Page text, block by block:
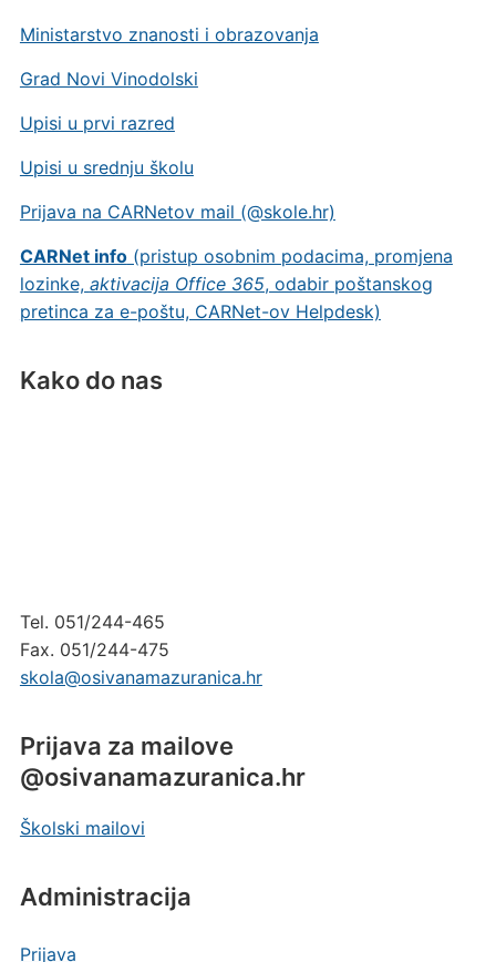
Ministarstvo znanosti i obrazovanja
Grad Novi Vinodolski
Upisi u prvi razred
Upisi u srednju školu
Prijava na CARNetov mail (@skole.hr)
CARNet info(pristup osobnim podacima, promjena
lozinke, aktivacija Office 365, odabir poštanskog
pretinca za e-poštu, CARNet-ov Helpdesk)
Kako do nas
Tel. 051/244-465
Fax. 051/244-475
skola@osivanamazuranica.hr
Prijava za mailove
@osivanamazuranica.hr
Školski mailovi
Administracija
Prijava